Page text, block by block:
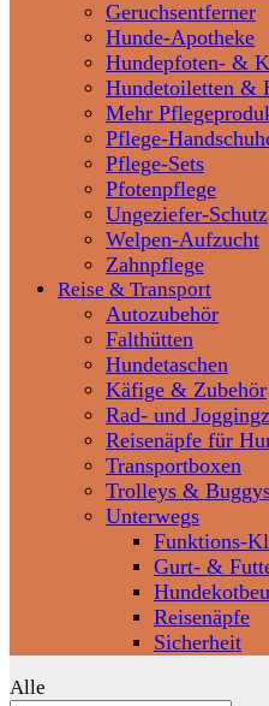
Geruchsentferner
Hunde-Apotheke
Hundepfoten- &
Hundetoiletten &
Mehr
Pflege-
Pflege-Sets
Pfotenpflege
Ungeziefer-Schutz
Welpen-Aufzucht
Zahnpflege
Reise & Transport
Autozubehör
Falthütten
Hundetaschen
Käfige & Zubehör
Rad- und
Reisenäpfe für
Transportboxen
Trolleys &
Unterwegs
Funktions-
Gurt- &
Reisenäpfe
Sicherheit
Alle